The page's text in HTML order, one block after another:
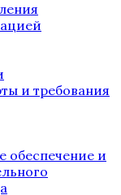
и требования
обеспечение и